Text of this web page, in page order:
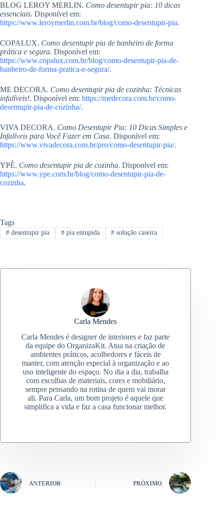
BLOG LEROY MERLIN. Como desentupir pia: 10 dicas
essenciais. Disponível em:
https://www.leroymerlin.com.br/blog/como-desentupir-pia.
COPALUX. Como desentupir pia de banheiro de forma
prática e segura. Disponível em:
https://www.copalux.com.br/blog/como-desentupir-pia-de-
banheiro-de-forma-pratica-e-segura/.
ME DECORA. Como desentupir pia de cozinha: Técnicas
infalíveis!. Disponível em: https://medecora.com.br/como-
desentupir-pia-de-cozinha/.
VIVA DECORA. Como Desentupir Pia: 10 Dicas Simples e
Infalíveis para Você Fazer em Casa. Disponível em:
https://www.vivadecora.com.br/pro/como-desentupir-pia/.
YPÊ. Como desentupir pia de cozinha. Disponível em:
https://www.ype.com.br/blog/como-desentupir-pia-de-
cozinha.
Tags
#desentupir pia #pia entupida # solução caseira
Carla Mendes
Carla Mendes é designer de interiores e faz parte
da equipe do OrganizaKit. Atua na criação de
ambientes práticos, acolhedores e fáceis de
manter, com atenção especial à organização e ao
uso inteligente do espaço. No dia a dia, trabalha
com escolhas de materiais, cores e mobiliário,
sempre pensando na rotina de quem vai morar
ali. Para Carla, um bom projeto é aquele que
simplifica a vida e faz a casa funcionar melhor.
ANTERIOR PRÓXIMO